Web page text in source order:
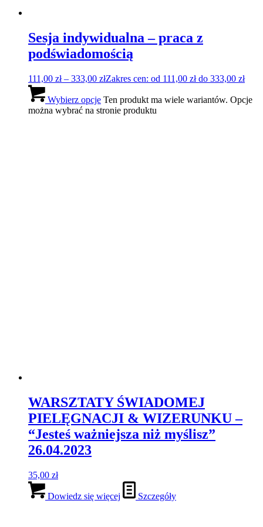
Sesja indywidualna – praca z
podświadomością
111,00 zł – 333,00 złZakres cen: od 111,00 zł do 333,00 zł
Wybierz opcje Ten produkt ma wiele wariantów. Opcje
można wybrać na stronie produktu
WARSZTATY ŚWIADOMEJ
PIELĘGNACJI & WIZERUNKU –
“Jesteś ważniejsza niż myślisz”
26.04.2023
35,00 zł
Dowiedz się więcej Szczegóły